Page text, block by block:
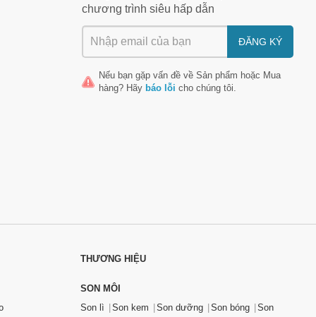
chương trình siêu hấp dẫn
ĐĂNG KÝ
Nếu bạn gặp vấn đề về Sản phẩm hoặc Mua
hàng? Hãy báo lỗi cho chúng tôi.
THƯƠNG HIỆU
SON MÔI
Son lì
Son kem Son dưỡng Son bóng
Son